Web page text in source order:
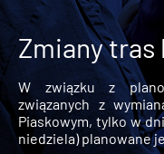
Zmiany tras
W związku z
związanych z
Piaskowym, tylko w
niedziela) planowane